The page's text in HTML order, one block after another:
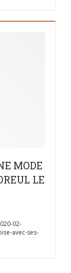
MODE
LE
02-
avec-ses-